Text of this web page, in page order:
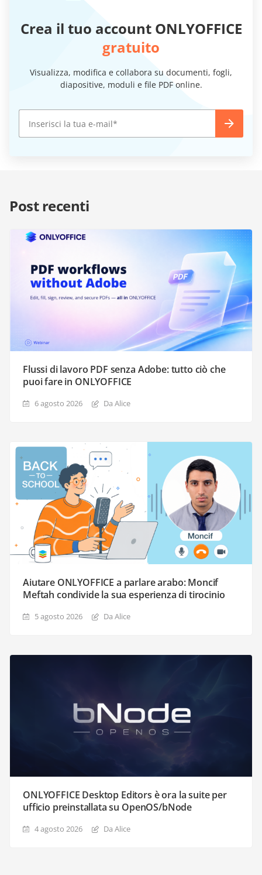
Crea il tuo account ONLYOFFICE
gratuito
Visualizza, modifica e collabora su documenti, fogli,
diapositive, moduli e file PDF online.
Post recenti
Flussi di lavoro PDF senza Adobe: tutto ciò che
puoi fare in ONLYOFFICE
6 agosto 2026 Da Alice
Aiutare ONLYOFFICE a parlare arabo: Moncif
Meftah condivide la sua esperienza di tirocinio
5 agosto 2026 Da Alice
ONLYOFFICE Desktop Editors è ora la suite per
ufficio preinstallata su OpenOS/bNode
4 agosto 2026 Da Alice